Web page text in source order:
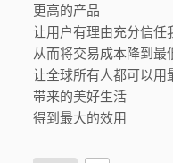
更高的产品
让用户有理由充分信任
从而将交易成本降到最
让全球所有人都可以用
带来的美好生活
得到最大的效用